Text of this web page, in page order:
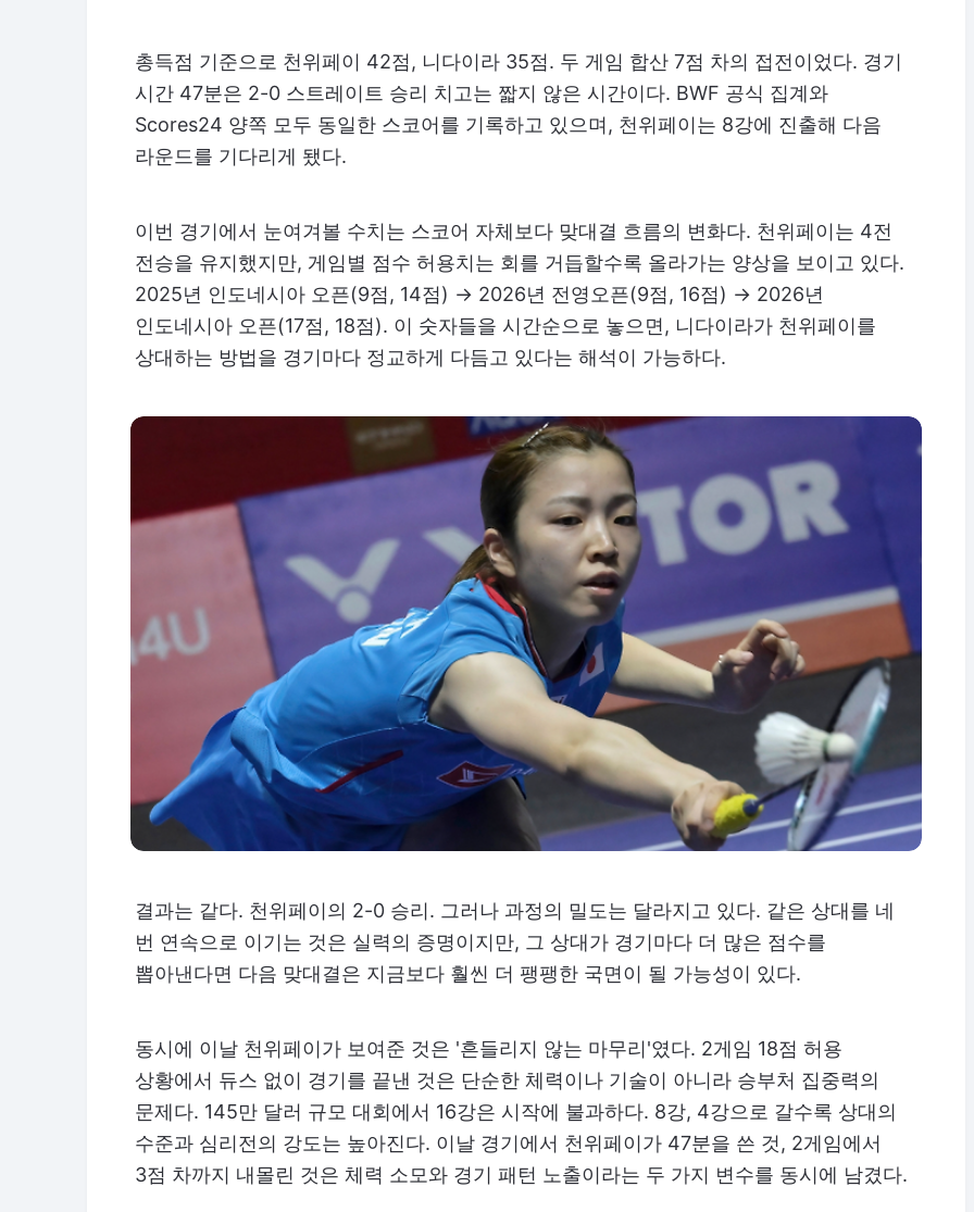
총득점 기준으로 천위페이 42점, 니다이라 35점. 두 게임 합산 7점 차의 접전이었다. 경기
시간 47분은 2-0 스트레이트 승리 치고는 짧지 않은 시간이다. BWF 공식 집계와
Scores24 양쪽 모두 동일한 스코어를 기록하고 있으며, 천위페이는 8강에 진출해 다음
라운드를 기다리게 됐다.
이번 경기에서 눈여겨볼 수치는 스코어 자체보다 맞대결 흐름의 변화다. 천위페이는 4전
전승을 유지했지만, 게임별 점수 허용치는 회를 거듭할수록 올라가는 양상을 보이고 있다.
2025년 인도네시아 오픈(9점, 14점) → 2026년 전영오픈(9점, 16점) → 2026년
인도네시아 오픈(17점, 18점). 이 숫자들을 시간순으로 놓으면, 니다이라가 천위페이를
상대하는 방법을 경기마다 정교하게 다듬고 있다는 해석이 가능하다.
결과는 같다. 천위페이의 2-0 승리. 그러나 과정의 밀도는 달라지고 있다. 같은 상대를 네
번 연속으로 이기는 것은 실력의 증명이지만, 그 상대가 경기마다 더 많은 점수를
뽑아낸다면 다음 맞대결은 지금보다 훨씬 더 팽팽한 국면이 될 가능성이 있다.
동시에 이날 천위페이가 보여준 것은 '흔들리지 않는 마무리'였다. 2게임 18점 허용
상황에서 듀스 없이 경기를 끝낸 것은 단순한 체력이나 기술이 아니라 승부처 집중력의
문제다. 145만 달러 규모 대회에서 16강은 시작에 불과하다. 8강, 4강으로 갈수록 상대의
수준과 심리전의 강도는 높아진다. 이날 경기에서 천위페이가 47분을 쓴 것, 2게임에서
3점 차까지 내몰린 것은 체력 소모와 경기 패턴 노출이라는 두 가지 변수를 동시에 남겼다.